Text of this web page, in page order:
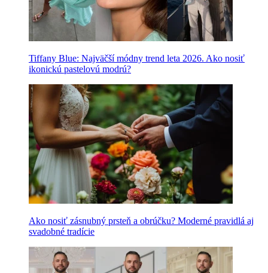
Tiffany Blue: Najväčší módny trend leta 2026. Ako nosiť
ikonickú pastelovú modrú?
Ako nosiť zásnubný prsteň a obrúčku? Moderné pravidlá aj
svadobné tradície